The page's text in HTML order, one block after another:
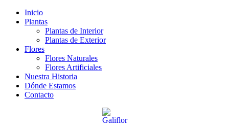
Inicio
Plantas
Plantas de Interior
Plantas de Exterior
Flores
Flores Naturales
Flores Artificiales
Nuestra Historia
Dónde Estamos
Contacto